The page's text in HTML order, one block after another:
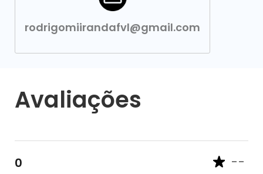
rodrigomiirandafvl@gmail.com
Avaliações
0 --